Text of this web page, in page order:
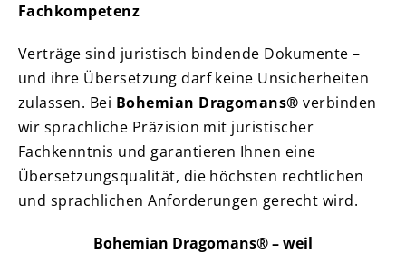
Fachkompetenz
Verträge sind juristisch bindende Dokumente –
und ihre Übersetzung darf keine Unsicherheiten
zulassen. Bei Bohemian Dragomans® verbinden
wir sprachliche Präzision mit juristischer
Fachkenntnis und garantieren Ihnen eine
Übersetzungsqualität, die höchsten rechtlichen
und sprachlichen Anforderungen gerecht wird.
Bohemian Dragomans® – weil